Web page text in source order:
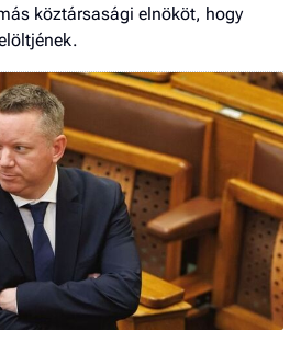
köztársasági elnököt, hogy